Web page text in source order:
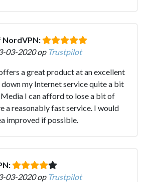
NordVPN:
03-2020 op Trustpilot
a great product at an excellent
my Internet service quite a bit
I can afford to lose a bit of
a reasonably fast service. I would
improved if possible.
03-2020 op Trustpilot